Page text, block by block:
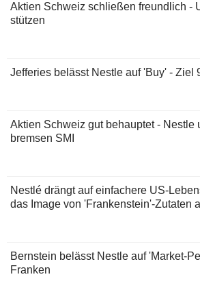
Aktien Schweiz schließen freundlich -
stützen
Jefferies belässt Nestle auf 'Buy' - Ziel
Aktien Schweiz gut behauptet - Nestle
bremsen SMI
Nestlé drängt auf einfachere US-
das Image von 'Frankenstein'-Zutaten
Bernstein belässt Nestle auf 'Market-
Franken